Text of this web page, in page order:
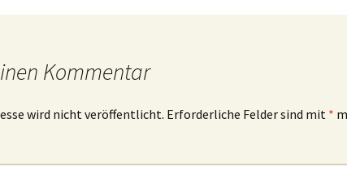
Kommentar
wird nicht veröffentlicht. Erforderliche Felder sind mit *